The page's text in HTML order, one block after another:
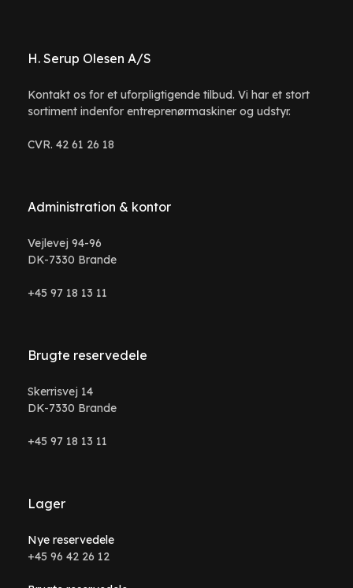
H. Serup Olesen A/S
Kontakt os for et uforpligtigende tilbud. Vi har et stort
sortiment indenfor entreprenørmaskiner og udstyr.
CVR. 42 61 26 18
Administration & kontor
Vejlevej 94-96
DK-7330 Brande
+45 97 18 13 11
Brugte reservedele
Skerrisvej 14
DK-7330 Brande
+45 97 18 13 11
Lager
Nye reservedele
+45 96 42 26 12